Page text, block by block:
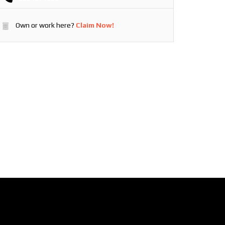
Own or work here? Claim Now!